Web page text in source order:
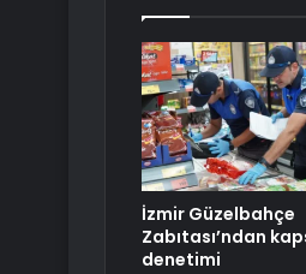
İzmir Güzelbahçe
Zabıtası’ndan
denetimi